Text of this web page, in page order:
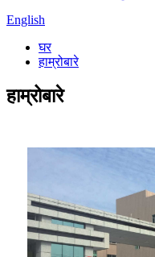
English
घर
हाम्रोबारे
हाम्रोबारे